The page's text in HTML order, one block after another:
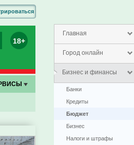
Главная
Город онлайн
Бизнес и финансы
Банки
Кредиты
Бюджет
Бизнес
Налоги и штрафы
18+